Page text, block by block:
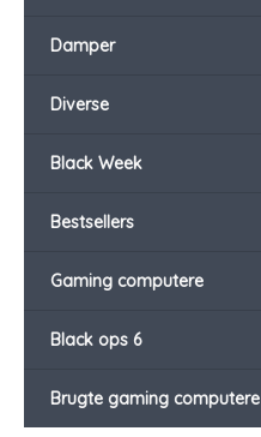
Damper
Diverse
Black Week
Bestsellers
Gaming computere
Black ops 6
Brugte gaming computere